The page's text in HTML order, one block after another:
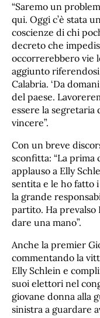
“Saremo un
qui. Oggi c’è stata
coscienze di chi
decreto che
occorrerebbero vie
aggiunto
Calabria. ‘Da
del paese.
essere la
vincere”.
Con un breve
sconfitta: “La prima
applauso a Elly
sentita e le ho fatto
la grande
partito. Ha prevalso
dare una mano”.
Anche la premier
commentando la
Elly Schlein e
suoi elettori nel
giovane donna alla
sinistra a guardare